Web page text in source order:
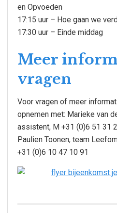
en Opvoeden
17:15 uur – Hoe gaan we
17:30 uur – Einde middag
Meer
vragen
Voor vragen of meer
opnemen met: Marieke van
assistent, M +31 (0)6 51 31
Paulien Toonen, team
+31 (0)6 10 47 10 91